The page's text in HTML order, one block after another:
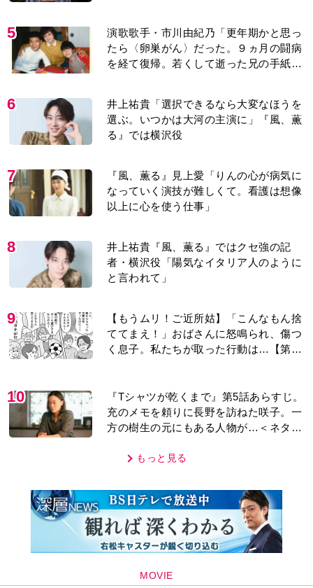
9
【もうムリ！ご近所姑】「こんなもん捨
ててまえ！」おばさんに怒鳴られ、傷つ
く息子。私たちが取った行動は…【第3
10
『Tシャツが乾くまで』第5話あらすじ。
充のメモを頼りに長野を訪ねた咲子。一
もっと見る
編集部おすすめ